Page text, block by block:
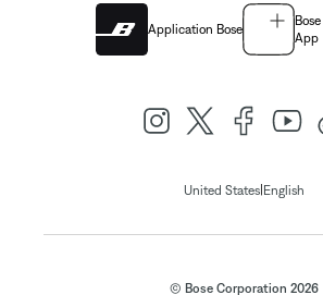
Application Bose
App
United States| English
© Bose Corporation 2026